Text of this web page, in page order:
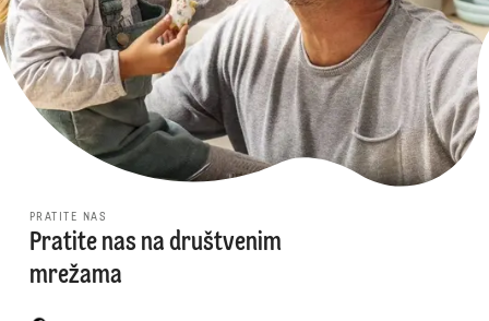
PRATITE NAS
Pratite nas na društvenim
mrežama